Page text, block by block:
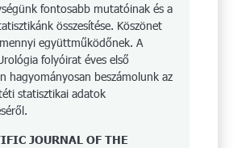
fontosabb mutatóinak és a
összesítése. Köszönet
együttműködőnek. A
folyóirat éves első
hagyományosan beszámolunk az
statisztikai adatok
JOURNAL OF THE